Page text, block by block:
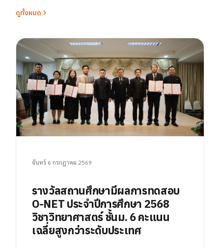
ดูทั้งหมด
จันทร์ 6 กรกฎาคม 2569
รางวัลสถานศึกษามีผลการทดสอบ
O-NET ประจำปีการศึกษา 2568
วิชาวิทยาศาสตร์ ชั้นม. 6 คะแนน
เฉลี่ยสูงกว่าระดับประเทศ